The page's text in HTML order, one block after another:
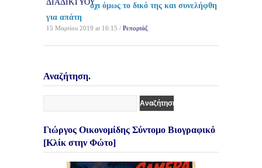
όχι όμως το δικό της και συνελήφθη
για απάτη
15 Μαρτίου 2019 at 16:15 / Ρεπορτάζ
Αναζήτηση.
Γιώργος Οικονομίδης Σύντομο Βιογραφικό
[Κλίκ στην Φώτο]